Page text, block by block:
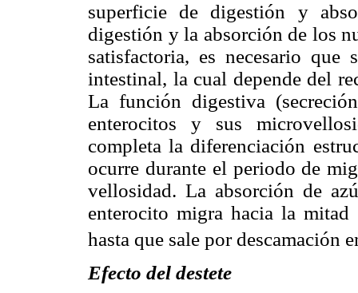
superficie de digestión y
digestión y la absorción de los
satisfactoria, es necesario
intestinal, la cual depende del
La función digestiva
enterocitos y sus
completa la diferenciación
ocurre durante el periodo de
vellosidad. La absorción de
enterocito migra hacia la
hasta que sale por descamación
Efecto del destete